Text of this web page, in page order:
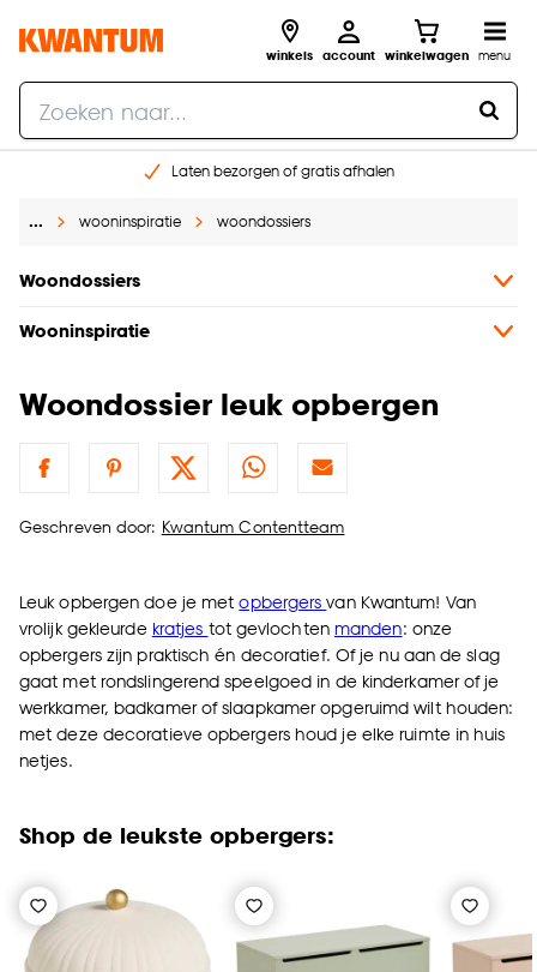
winkels account winkelwagen menu
Laten bezorgen of gratis afhalen
Gratis raam advies en opmeten aan huis
… wooninspiratie woondossiers
Woondossiers
Wooninspiratie
Woondossier leuk opbergen
Geschreven door: Kwantum Contentteam
Leuk opbergen doe je metopbergersvan Kwantum! Van
vrolijk gekleurde kratjes tot gevlochten manden: onze
opbergers zijn praktisch én decoratief. Of je nu aan de slag
gaat met rondslingerend speelgoed in de kinderkamer of je
werkkamer, badkamer of slaapkamer opgeruimd wilt houden:
met deze decoratieve opbergers houd je elke ruimte in huis
netjes.
Shop de leukste opbergers: